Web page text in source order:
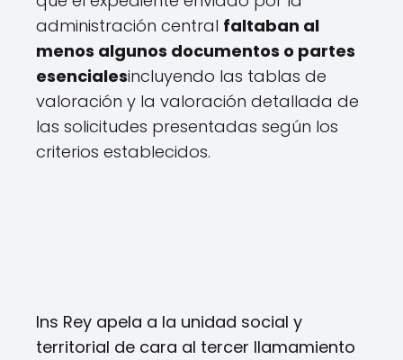
administración central faltaban al
menos algunos documentos o partes
esencialesincluyendo las tablas de
valoración y la valoración detallada de
las solicitudes presentadas según los
criterios establecidos.
Ins Rey apela a la unidad social y
territorial de cara al tercer llamamiento